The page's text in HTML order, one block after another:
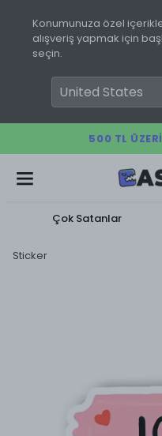
Konumunuza özel
alışveriş yapmak için
seçin.
500 TL
Çok Satanlar
Sticker